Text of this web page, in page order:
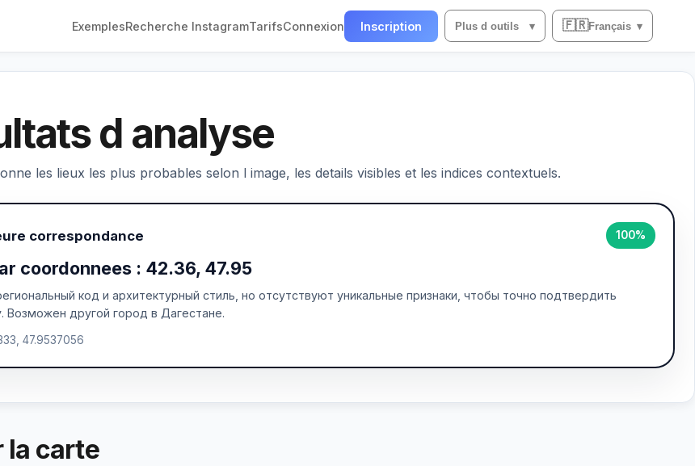
ExemplesRecherche InstagramTarifsConnexion Inscription Plus d outils ▾ 🇫🇷Français ▾
d analyse
les lieux les plus probables selon l image, les details visibles et les indices contextuels.
correspondance 100%
coordonnees : 42.36, 47.95
код и архитектурный стиль, но отсутствуют уникальные признаки, чтобы точно подтвердить
Возможен другой город в Дагестане.
47.9537056
carte